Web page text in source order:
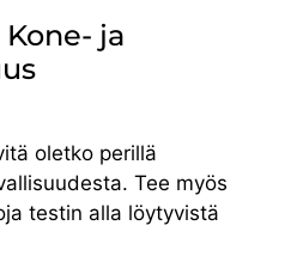
ja
oletko perillä
Tee myös
testin alla löytyvistä